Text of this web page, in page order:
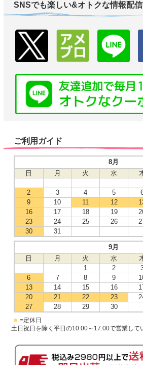
SNSでも楽しい&オトクな情報配
ご利用ガイド
8月
日
月 火 水
2
3 4 5
9
10 11 12
16
17 18 19
23
24 25 26
30
31
9月
日
月 火 水
1
2
6
7 8 9
13
14 15 16
20
21 22 23
27
28 29 30
■ =定休日
土日祝日を除く平日の10:00～17:00で営業して